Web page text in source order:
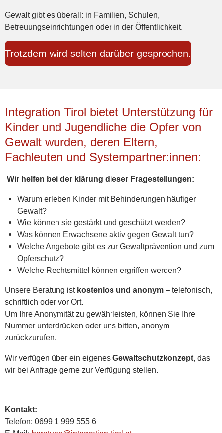
Gewalt gibt es überall: in Familien, Schulen,
Betreuungseinrichtungen oder in der Öffentlichkeit.
Trotzdem wird selten darüber gesprochen.
Integration Tirol bietet Unterstützung für
Kinder und Jugendliche die Opfer von
Gewalt wurden, deren Eltern,
Fachleuten und Systempartner:innen:
Wir helfen bei der klärung dieser Fragestellungen:
Warum erleben Kinder mit Behinderungen häufiger
Gewalt?
Wie können sie gestärkt und geschützt werden?
Was können Erwachsene aktiv gegen Gewalt tun?
Welche Angebote gibt es zur Gewaltprävention und zum
Opferschutz?
Welche Rechtsmittel können ergriffen werden?
Unsere Beratung ist kostenlos und anonym – telefonisch,
schriftlich oder vor Ort.
Um Ihre Anonymität zu gewährleisten, können Sie Ihre
Nummer unterdrücken oder uns bitten, anonym
zurückzurufen.
Wir verfügen über ein eigenes Gewaltschutzkonzept , das
wir bei Anfrage gerne zur Verfügung stellen.
Kontakt:
Telefon: 0699 1 999 555 6